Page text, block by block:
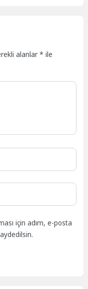
alanlar* ile
için adım, e-posta